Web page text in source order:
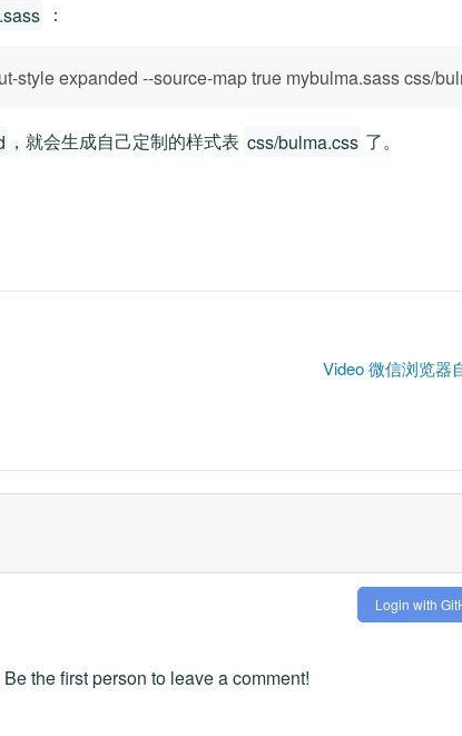
：
style expanded --source-map true mybulma.sass css/
，就会生成自己定制的样式表 css/bulma.css 了。
Video 微信浏览器
Login with
Be the first person to leave a comment!